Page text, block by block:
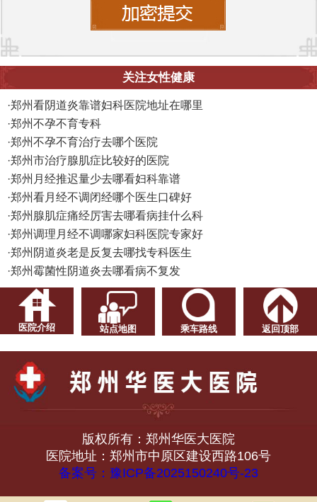
关注女性健康
·郑州看阴道炎靠谱妇科医院地址在哪里
·郑州不孕不育专科
·郑州不孕不育治疗去哪个医院
·郑州市治疗腺肌症比较好的医院
·郑州月经推迟量少去哪看妇科靠谱
·郑州看月经不调闭经哪个医生口碑好
·郑州腺肌症痛经厉害去哪看病挂什么科
·郑州调理月经不调哪家妇科医院专家好
·郑州阴道炎老是反复去哪找专科医生
·郑州霉菌性阴道炎去哪看病不复发
医院介绍 站点地图 乘车路线 返回顶部
版权所有：郑州华医大医院
医院地址：郑州市中原区建设西路106号
备案号：豫ICP备2025150240号-23